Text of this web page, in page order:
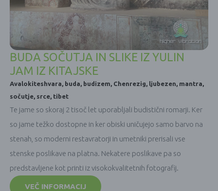
BUDA SOČUTJA IN SLIKE IZ YULIN
JAM IZ KITAJSKE
Avalokiteshvara buda budizem Chenrezig ljubezen mantra
sočutje srce tibet
Te jame so skoraj 2 tisoč let uporabljali budistični romarji. Ker
so jame težko dostopne in ker obiski uničujejo samo barvo na
stenah, so moderni restavratorji in umetniki prerisali vse
stenske poslikave na platna. Nekatere poslikave pa so
predstavljene kot printi iz visokokvalitetnih fotografij.
VEČ INFORMACIJ